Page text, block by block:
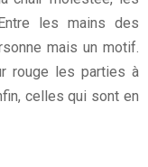
les mains des
mais un motif.
rouge les parties à
celles qui sont en